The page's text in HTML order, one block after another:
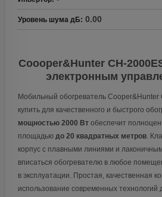
Уровень шума дБ: 0.00
Coooper&Hunter CH-
электронным
Мобильный обогреватель Cooper&Hunter
купить для качественного и быстрого
мощностью 2000 Втобеспечит
площадью до 20 квадратных метров.
корпус с плавными линиями и
вписаться обогревателю в любое
в эксплуатации. Простая, качественная
использование современных технологий